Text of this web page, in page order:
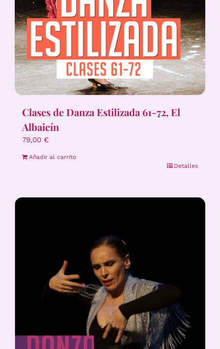
Clases de Danza Estilizada 61-72, El
Albaicín
79,00 €
Añadir al carrito
Detalles